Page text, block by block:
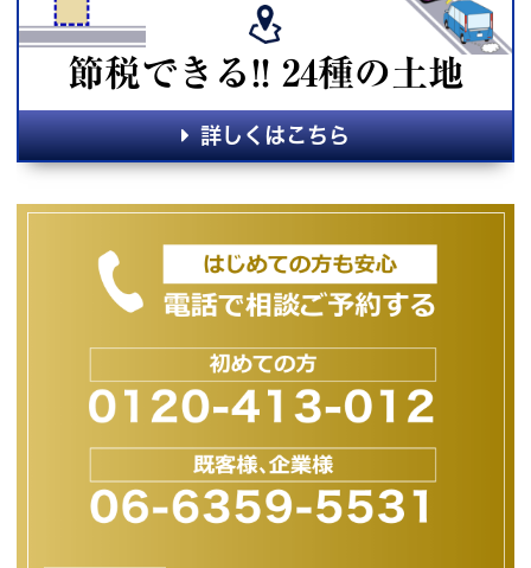
節税できる!! 24種の土地
詳しくはこちら